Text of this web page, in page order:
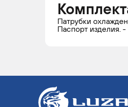
Патрубки
Паспорт изделия. -